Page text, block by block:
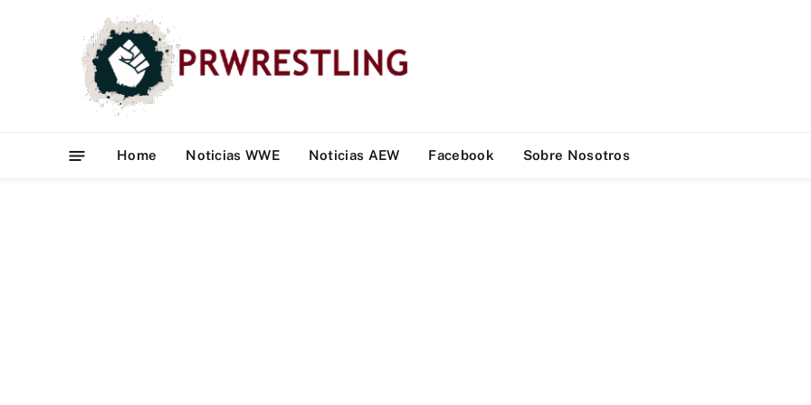
Home Noticias WWE Noticias AEW Facebook Sobre Nosotros